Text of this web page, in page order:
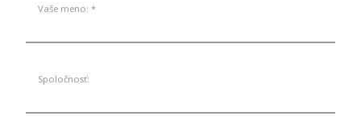
Vaše meno: *
Spoločnosť: